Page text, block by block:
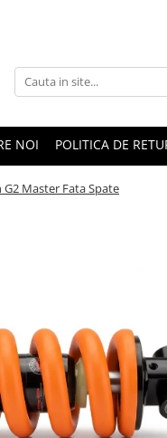
NOI POLITICA DE
Master Fata Spate